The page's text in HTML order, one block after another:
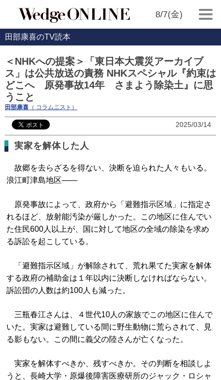
8/7(金)
田部康喜のTV読本
＜NHKへの提案＞「東日本大震災アーカイブ
ス」は公共放送の責務 NHKスペシャル『約束は
どこへ 原発事故14年 さまよう除染土』に思
うこと
田部康喜 （ コラムニスト）
2025/03/14
実家を解体した人
故郷を去らざるを得ない、決断を迫られた人々もいる。
浪江町津島地区――
原発事故によって、政府から「避難指示区域」に指定さ
れるほど、放射能汚染が厳しかった。この地区に住んでい
た住民600人以上が、国に対して地区の全域の除染を求め
る訴訟を起こしている。
「避難指示区域」が解除されて、荒れ果てた実家を解体
する政府の補助金は１年以内に決断しなければならない。
訴訟団の人数は約100人も減った。
三瓶春江さんは、４世代10人の家族でこの地区に住んで
いた。実家は避難している間に野生動物に荒らされて、見
る影もない。この間に義父の陸さんが亡くなった。
実家を解体すべきか、残すべきか。その判断を相談しよ
うと、長崎大学・原爆後障害医療研所のジャック・ロシャ